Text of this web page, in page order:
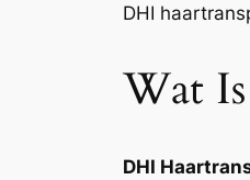
DHI
Wat
DHI